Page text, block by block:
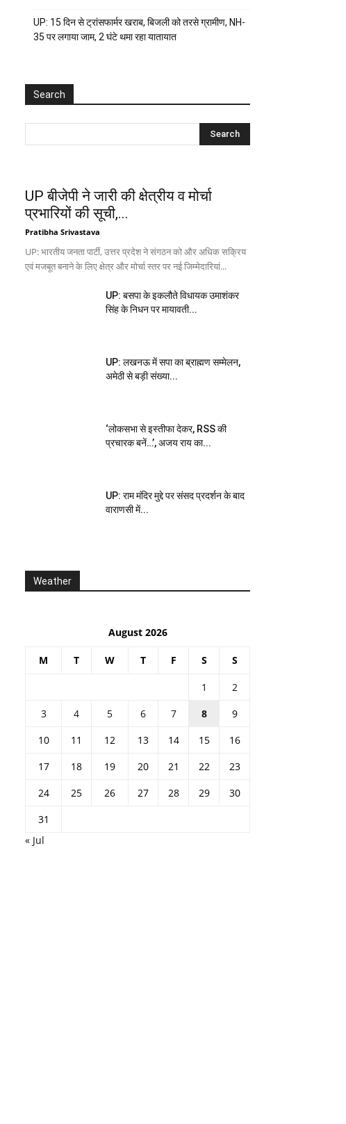
UP: 15 दिन से ट्रांसफार्मर खराब, बिजली को तरसे ग्रामीण, NH-
35 पर लगाया जाम, 2 घंटे थमा रहा यातायात
Search
UP बीजेपी ने जारी की क्षेत्रीय व मोर्चा
प्रभारियों की सूची,...
Pratibha Srivastava
UP: भारतीय जनता पार्टी, उत्तर प्रदेश ने संगठन को और अधिक सक्रिय
एवं मजबूत बनाने के लिए क्षेत्र और मोर्चा स्तर पर नई जिम्मेदारियां...
UP: बसपा के इकलौते विधायक उमाशंकर
सिंह के निधन पर मायावती...
UP: लखनऊ में सपा का ब्राह्मण सम्मेलन,
अमेठी से बड़ी संख्या...
‘लोकसभा से इस्तीफा देकर, RSS की
प्रचारक बनें…’, अजय राय का...
UP: राम मंदिर मुद्दे पर संसद प्रदर्शन के बाद
वाराणसी में...
Weather
August 2026
M T W T F S S
1
2
3
4 5 6 7 8
9
10
11 12 13 14 15
16
17
18 19 20 21 22
23
24
25 26 27 28 29
30
31
« Jul